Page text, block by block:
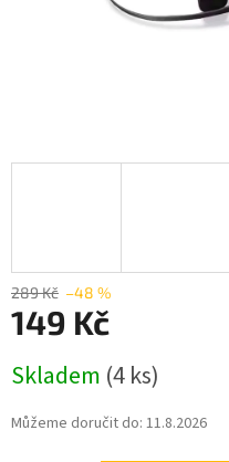
289 Kč –48 %
149 Kč
cena:
Skladem (4 ks)
Můžeme doručit do: 11.8.2026